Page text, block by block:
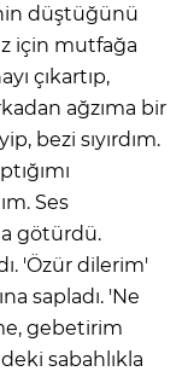
düştüğünü
için mutfağa
çıkartıp,
ağzıma bir
bezi sıyırdım.
Ses
götürdü.
'Özür dilerim'
sapladı. 'Ne
gebetirim
sabahlıkla